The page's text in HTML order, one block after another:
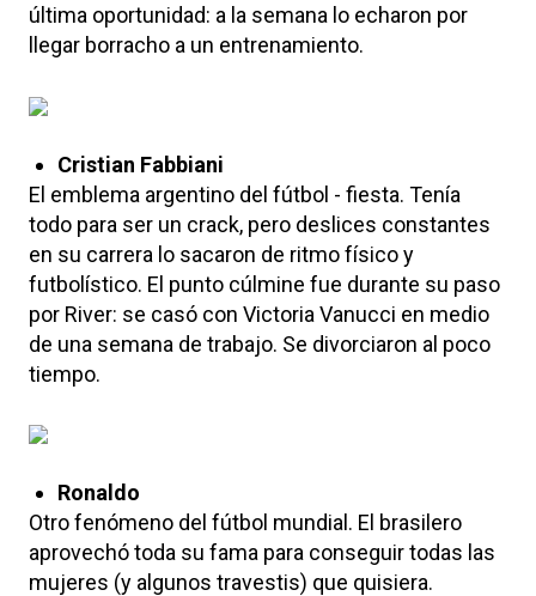
última oportunidad: a la semana lo echaron por
llegar borracho a un entrenamiento.
Cristian Fabbiani
El emblema argentino del fútbol - fiesta. Tenía
todo para ser un crack, pero deslices constantes
en su carrera lo sacaron de ritmo físico y
futbolístico. El punto cúlmine fue durante su paso
por River: se casó con Victoria Vanucci en medio
de una semana de trabajo. Se divorciaron al poco
tiempo.
Ronaldo
Otro fenómeno del fútbol mundial. El brasilero
aprovechó toda su fama para conseguir todas las
mujeres (y algunos travestis) que quisiera.